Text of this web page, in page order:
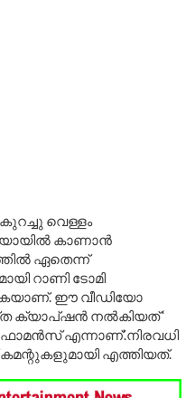
വെള്ളം
കാണാൻ
ഏതെന്ന്
റാണി ടോമി
ഈ വീഡിയോ
ക്യാപ്ഷൻ നൽകിയത് ‘
എന്നാണ്’.നിരവധി
എത്തിയത്.